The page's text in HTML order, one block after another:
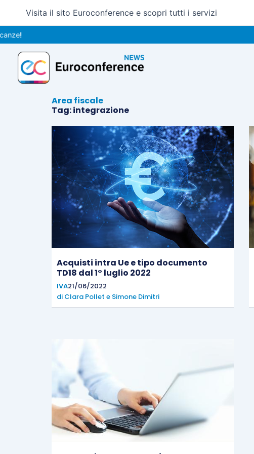
contenuto
Visita il sito Euroconference e scopri tutti i servizi
Area fiscale
Tag: integrazione
Acquisti intra Ue e tipo documento
TD18 dal 1° luglio 2022
IVA21/06/2022
di Clara Pollet e Simone Dimitri